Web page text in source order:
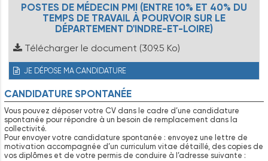
POSTES DE MÉDECIN PMI (ENTRE 10% ET 40% DU
TEMPS DE TRAVAIL À POURVOIR SUR LE
DÉPARTEMENT D'INDRE-ET-LOIRE)
Télécharger le document (309.5 Ko)
JE DÉPOSE MA CANDIDATURE
CANDIDATURE SPONTANÉE
Vous pouvez déposer votre CV dans le cadre d’une candidature
spontanée pour répondre à un besoin de remplacement dans la
collectivité.
Pour envoyer votre candidature spontanée : envoyez une lettre de
motivation accompagnée d’un curriculum vitae détaillé, des copies de
vos diplômes et de votre permis de conduire à l’adresse suivante :